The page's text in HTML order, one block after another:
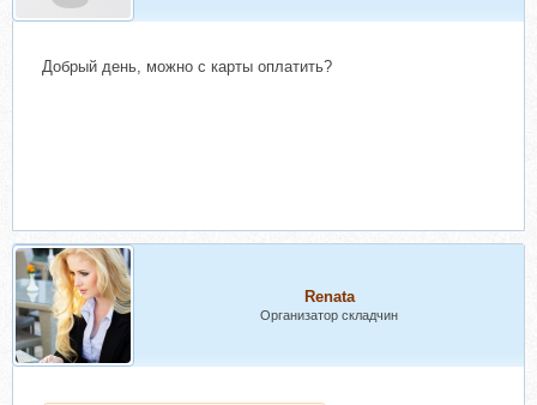
Добрый день, можно с карты оплатить?
Renata
Организатор складчин